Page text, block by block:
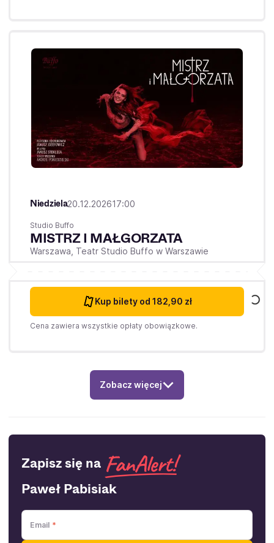
Niedziela20.12.202617:00
Studio Buffo
MISTRZ I MAŁGORZATA
Warszawa, Teatr Studio Buffo w Warszawie
Kup bilety od 182,90 zł
Cena zawiera wszystkie opłaty obowiązkowe.
Zobacz więcej
Zapisz się na
Paweł Pabisiak
Email